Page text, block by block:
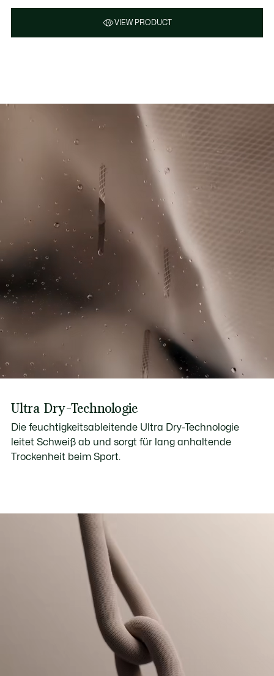
VIEW PRODUCT
Ultra Dry-Technologie
Die feuchtigkeitsableitende Ultra Dry-Technologie
leitet Schweiß ab und sorgt für lang anhaltende
Trockenheit beim Sport.